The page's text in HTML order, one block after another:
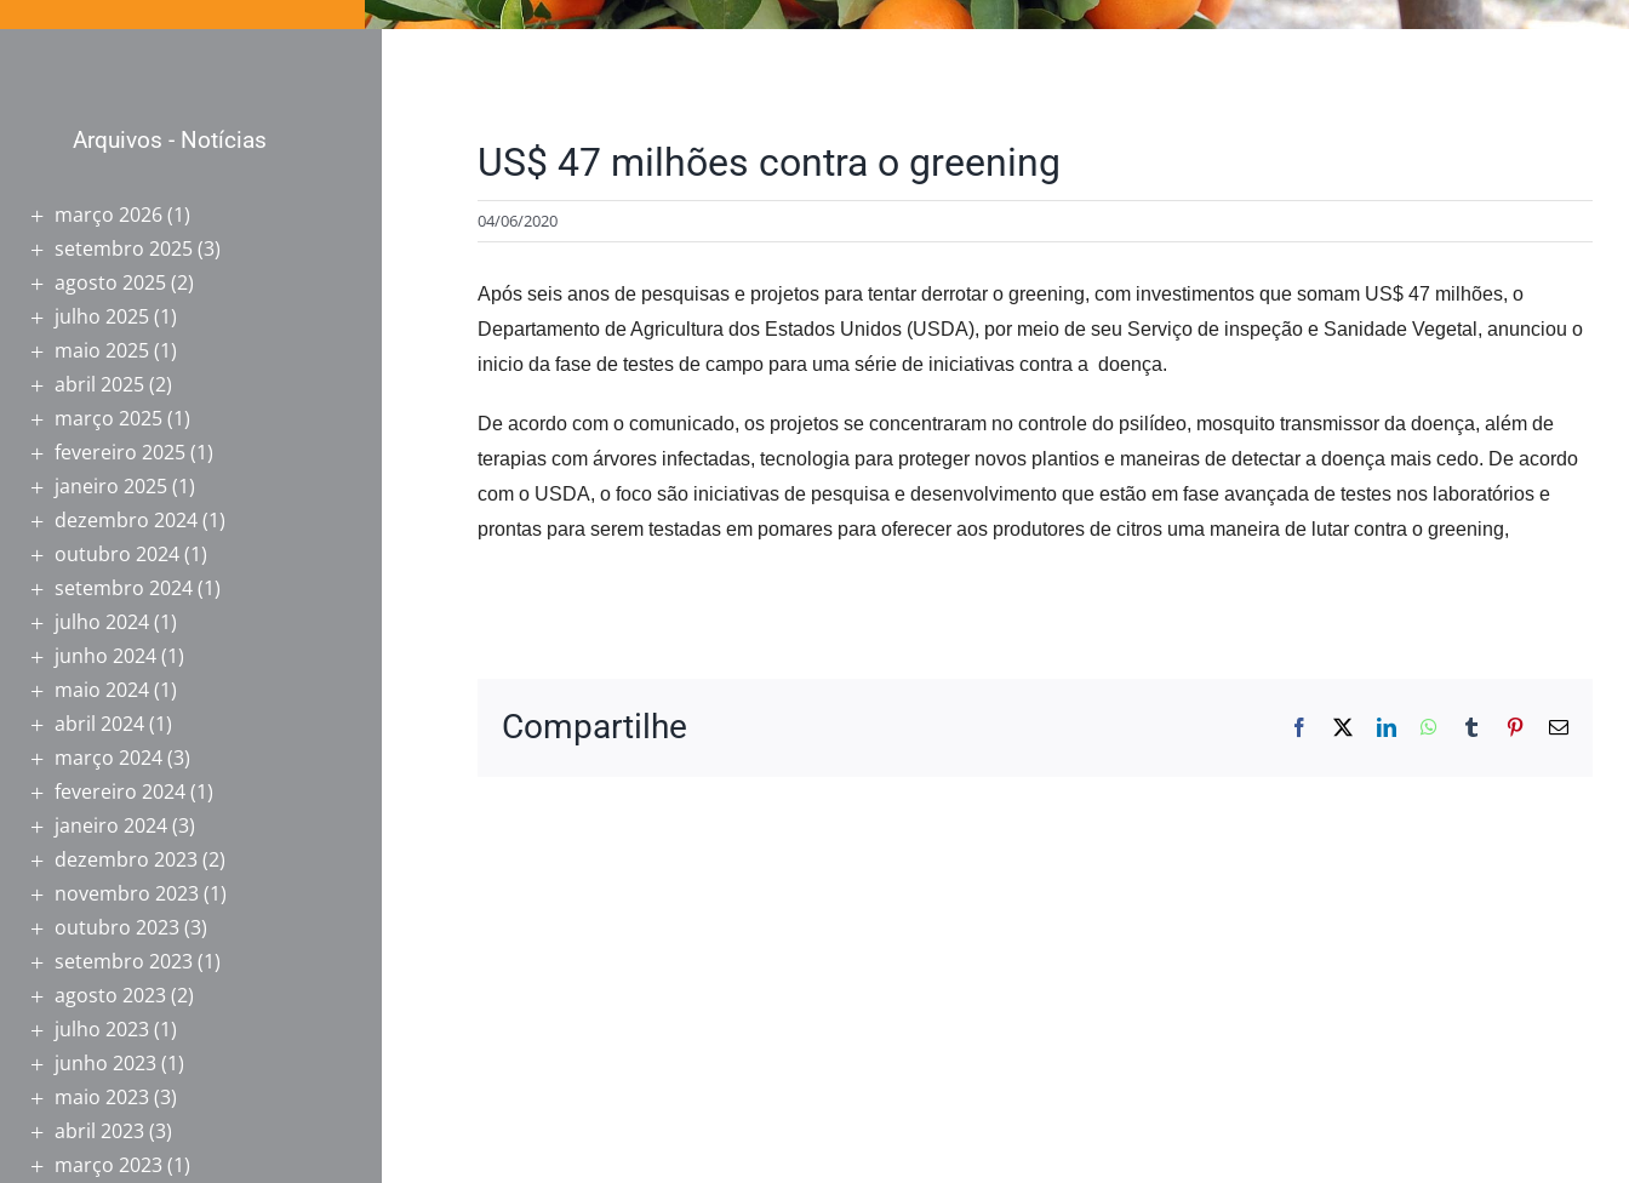
US$ 47 milhões contra o greening
04/06/2020
Após seis anos de pesquisas e projetos para tentar derrotar o greening, com investimentos que somam US$ 47 milhões, o
Departamento de Agricultura dos Estados Unidos (USDA), por meio de seu Serviço de inspeção e Sanidade Vegetal, anunciou o
inicio da fase de testes de campo para uma série de iniciativas contra a doença.
De acordo com o comunicado, os projetos se concentraram no controle do psilídeo, mosquito transmissor da doença, além de
terapias com árvores infectadas, tecnologia para proteger novos plantios e maneiras de detectar a doença mais cedo. De acordo
com o USDA, o foco são iniciativas de pesquisa e desenvolvimento que estão em fase avançada de testes nos laboratórios e
prontas para serem testadas em pomares para oferecer aos produtores de citros uma maneira de lutar contra o greening,
Compartilhe Facebook LinkedInWhatsApp
Tumblr Pinterest
E-
Arquivos - Notícias
março 2026(1)
setembro 2025 (3)
agosto 2025 (2)
julho 2025 (1)
maio 2025 (1)
abril 2025 (2)
março 2025 (1)
fevereiro 2025 (1)
janeiro 2025 (1)
dezembro 2024(1)
outubro 2024(1)
setembro 2024(1)
julho 2024(1)
junho 2024(1)
maio 2024(1)
abril 2024(1)
março 2024(3)
fevereiro 2024(1)
janeiro 2024(3)
dezembro 2023 (2)
novembro 2023 (1)
outubro 2023 (3)
setembro 2023 (1)
agosto 2023 (2)
julho 2023 (1)
junho 2023 (1)
maio 2023 (3)
abril 2023 (3)
março 2023 (1)